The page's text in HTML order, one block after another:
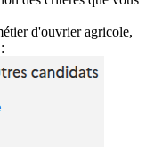
d'ouvrier agricole,